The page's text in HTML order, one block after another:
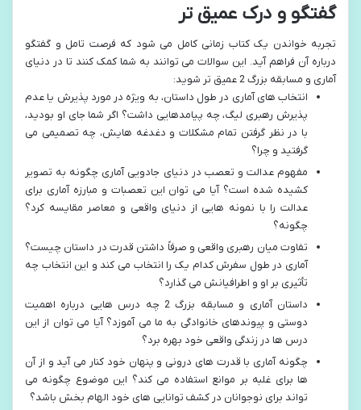
گفتگو و درک عمیق تر
تجربه خواندن یک کتاب زمانی کامل می شود که فرصت تامل و گفتگو
درباره آن فراهم آید. این سوالات می توانند به شما کمک کنند تا در دنیای
آماری و مسابقه بزرگ 2 عمیق تر شوید:
انتخاب های آماری در طول داستان، به ویژه در مورد پذیرش یا عدم
پذیرش رهبری لیگ، چه پیامدهایی داشت؟ اگر شما جای او بودید،
با در نظر گرفتن تمام مشکلات و دغدغه هایش، چه تصمیمی می
گرفتید و چرا؟
مفهوم عدالت و تعصب در دنیای جادویی آماری چگونه به تصویر
کشیده شده است؟ آیا می توان این تعصبات و مبارزه آماری برای
عدالت را با نمونه هایی از دنیای واقعی و معاصر مقایسه کرد؟
چگونه؟
تفاوت میان رهبری واقعی و صرفاً داشتن قدرت در داستان چیست؟
آماری در طول سفرش کدام یک را انتخاب می کند و این انتخاب چه
تأثیری بر او و اطرافیانش می گذارد؟
داستان آماری و مسابقه بزرگ 2 چه درس هایی درباره اهمیت
دوستی و پیوندهای خانوادگی به ما می آموزد؟ آیا می توان از این
درس ها در زندگی واقعی خود بهره برد؟
چگونه آماری با قدرت های درونی و پنهان خود کنار می آید و از آن
ها برای غلبه بر موانع استفاده می کند؟ این موضوع چگونه می
تواند برای نوجوانان در کشف توانایی های خود الهام بخش باشد؟